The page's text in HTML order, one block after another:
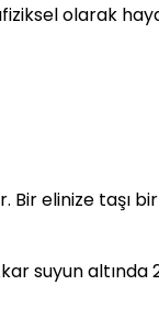
olarak
elinize taşı
suyun altında